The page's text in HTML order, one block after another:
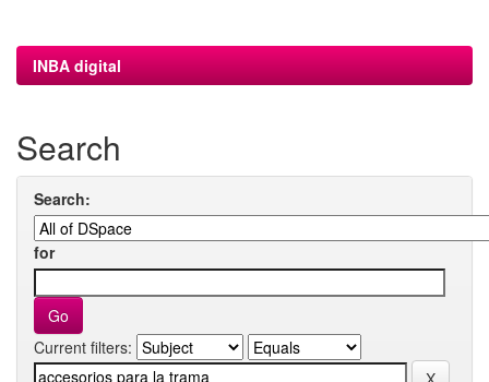
INBA digital
Search
Search:
for
Current filters: